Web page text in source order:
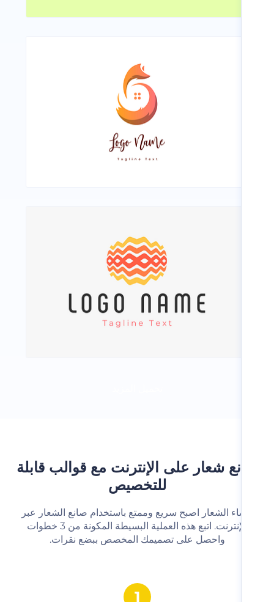
شعار على الإنترنت مع قوالب قابلة
للتخصيص
الشعار اصبح سريع وممتع باستخدام صانع الشعار عبر
الإنترنت. اتبع هذه العملية البسيطة المكونة من 3 خطوات
واحصل على تصميمك المخصص ببضع نقرات.‬